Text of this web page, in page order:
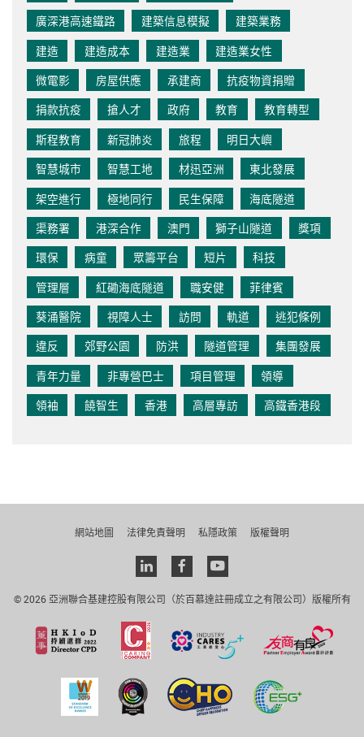
廣深港高速鐵路
建築信息模擬
建築業務
建造
建造成本 建造業
建造業女性
微電影
房屋供應 承建商
抗疫物資捐贈
捐款抗疫
搶人才 政府 教育
教育轉型
斯程教育
新冠肺炎 旅程
明日大嶼
智慧城市
智慧工地 材迅亞洲
東北發展
架空進行
極地同行 民生保障
海底隧道
渠務署
港深合作 澳門 獅子山隧道
獎項
環保
病童 眾籌平台 短片
科技
管理層
紅磡海底隧道 職安健
菲律賓
葵涌醫院
視障人士 訪問 軌道
逃犯條例
違反
郊野公園 防洪 隧道管理
集團發展
青年力量
非專營巴士 項目管理
領導
領袖
饒智生 香港 高層專訪 高鐵香港段
網站地圖 法律免責聲明 私隱政策 版權聲明
Linkedinfacebookyoutube
© 2026 亞洲聯合基建控股有限公司（於百慕達註冊成立之有限公司）版權所有